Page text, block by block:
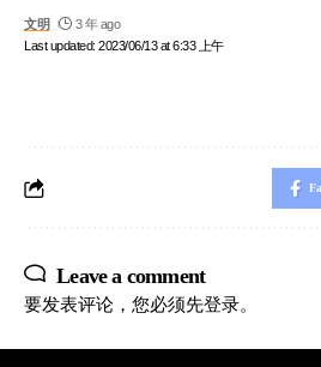
Last updated: 2023/06/13 at 6:33 上午
文明 3 年 ago
Leave a comment
要发表评论，您必须先登录。